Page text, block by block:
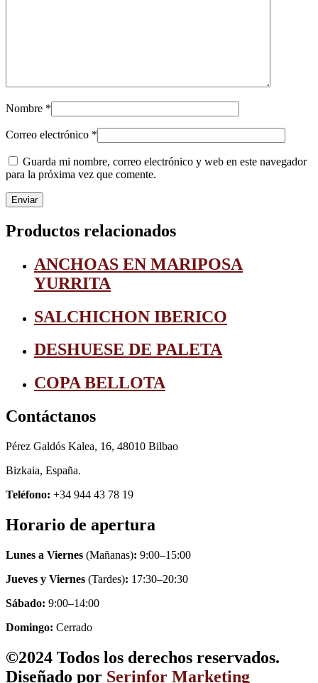
Nombre *
Correo electrónico *
Guarda mi nombre, correo electrónico y web en este navegador
para la próxima vez que comente.
Productos relacionados
ANCHOAS EN MARIPOSA
YURRITA
SALCHICHON IBERICO
DESHUESE DE PALETA
COPA BELLOTA
Contáctanos
Pérez Galdós Kalea, 16, 48010 Bilbao
Bizkaia, España.
Teléfono: +34 944 43 78 19
Horario de apertura
Lunes a Viernes (Mañanas): 9:00–15:00
Jueves y Viernes (Tardes): 17:30–20:30
Sábado: 9:00–14:00
Domingo: Cerrado
©2024 Todos los derechos reservados.
Diseñado por Serinfor Marketing